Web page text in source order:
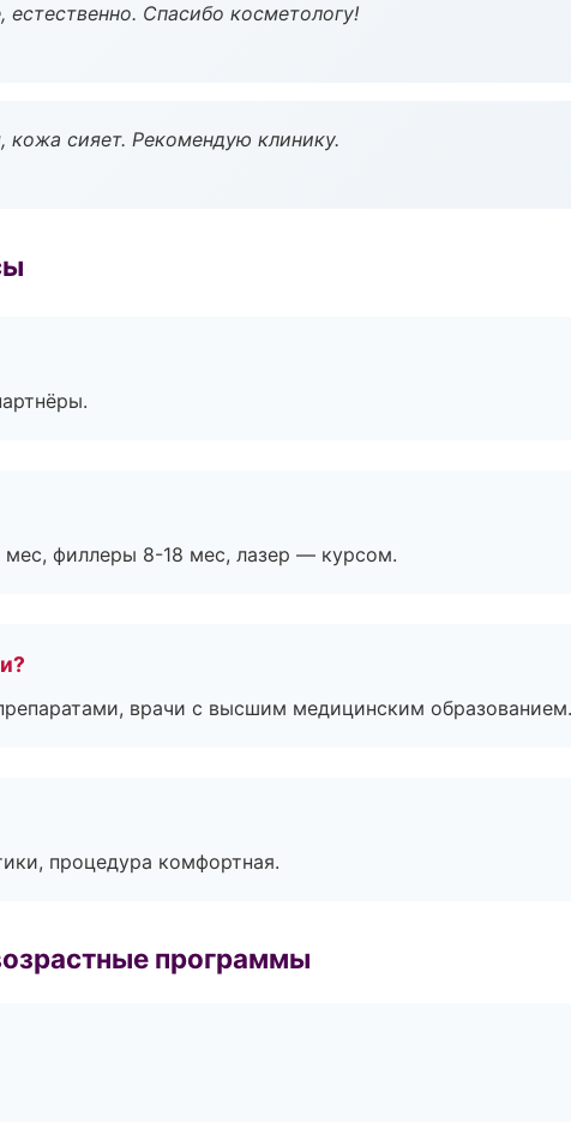
Спасибо косметологу!
кожа сияет. Рекомендую клинику.
филлеры 8-18 мес, лазер — курсом.
врачи с высшим медицинским образованием.
процедура комфортная.
программы